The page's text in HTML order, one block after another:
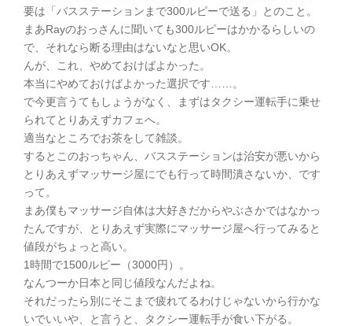
要は「バスステーションまで300ルピーで送る」とのこと。
まあRayのおっさんに聞いても300ルピーはかかるらしいの
で、それなら断る理由はないなと思いOK。
んが、これ、やめておけばよかった。
本当にやめておけばよかった選択です……。
で今更言うてもしょうがなく、まずはタクシー運転手に乗せ
られてとりあえずカフェへ。
適当なところでお茶をして雑談。
するとこのおっちゃん、バスステーションは治安が悪いから
とりあえずマッサージ屋にでも行って時間潰さないか、です
って。
まあ僕もマッサージ自体は大好きだからやぶさかではなかっ
たんですが、とりあえず実際にマッサージ屋へ行ってみると
値段がちょっと高い。
1時間で1500ルピー（3000円）。
なんつーか日本と同じ値段なんだよね。
それだったら別にそこまで疲れてるわけじゃないから行かな
いでいいや、と言うと、タクシー運転手が食い下がる。